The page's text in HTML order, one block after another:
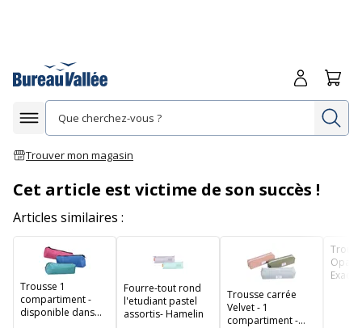
Afficher la navigation
Trouver mon magasin
Me
Cet article est victime de son succès !
Articles similaires :
Trousse 1
compartiment -
disponible dans
Fourre-tout rond
l'etudiant pastel
assortis- Hamelin
Trousse carrée
Velvet - 1
compartiment -
Opak